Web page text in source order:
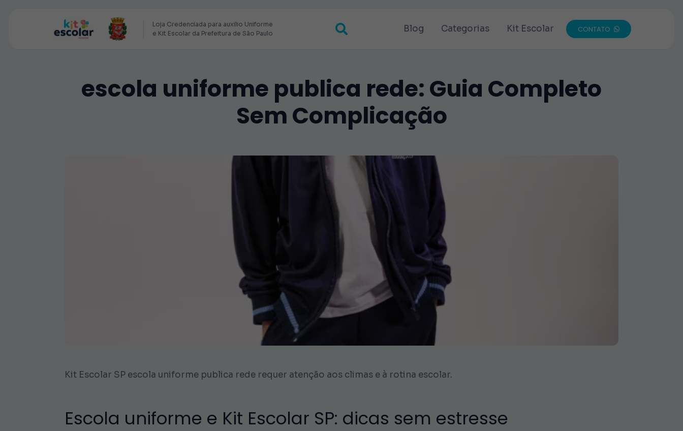
Loja Credenciada para auxilio Uniforme
e Kit Escolar da Prefeitura de São Paulo
Blog Categorias Kit Escolar CONTATO
escola uniforme publica rede: Guia Completo
Sem Complicação
Kit Escolar SP escola uniforme publica rede requer atenção aos climas e à rotina escolar.
Escola uniforme e Kit Escolar SP: dicas sem estresse